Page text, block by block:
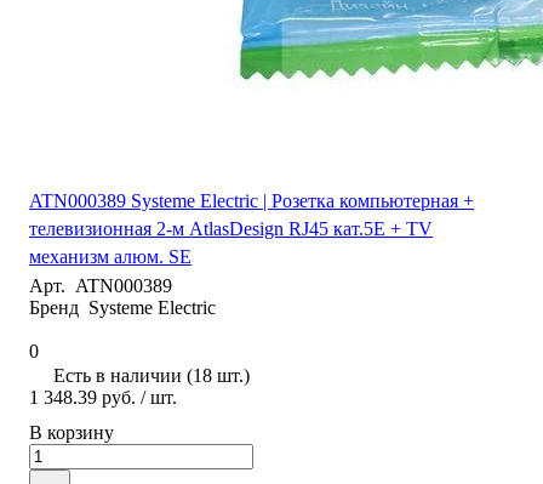
ATN000389 Systeme Electric | Розетка компьютерная +
телевизионная 2-м AtlasDesign RJ45 кат.5E + TV
механизм алюм. SE
Арт. ATN000389
Бренд Systeme Electric
0
Есть в наличии (18 шт.)
1 348.39 руб. / шт.
В корзину